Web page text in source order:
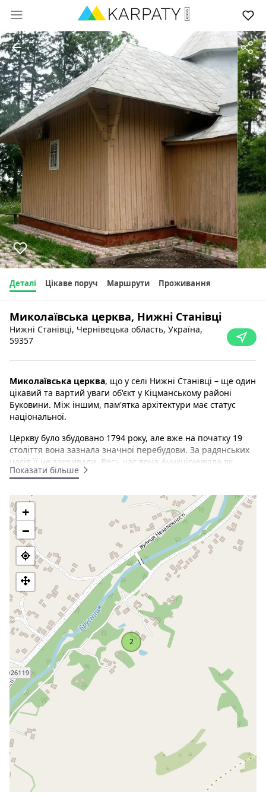
Деталі Цікаве поруч Маршрути Проживання
Миколаївська церква, Нижні Станівці
Нижні Станівці, Чернівецька область, Україна,
59357
Миколаївська церква, що у селі Нижні Станівці – ще один
цікавий та вартий уваги об'єкт у Кіцманському районі
Буковини. Між іншим, пам'ятка архітектури має статус
національної.
Церкву було збудовано 1794 року, але вже на початку 19
століття вона зазнала значної перебудови. За радянських
часів її не закривали. Весь час вона функціонувала як
парафіяльна церква для місцевої православної громади.
замінили дошки і перекриття.
Нещодавно її дещо реставрували за рахунок місцевої
громади. Була замінена підлога та основні елементи
перекриття. Однак у ході реставрації церква зовсім
втратила всій первісний вигляд і тепер більше нагадує
новозбудовану дерев'яну церкву
Церква являє собою цікавий об'єкт з точки зору дерев'яної
архітектури Буковини. Її форми є перехідними від типово
буковинських архаїчних церков хатнього типу до
гуцульського. З хатнім типом її об'єднує довгий скатний дах,
а із більш новим гуцульським – купол над центральною
частиною храму.
Церква у Нижніх Станівцяхє перехідною ланкою від
храмів «хатнього» типу до храмів гуцульської школи.
Проте, на відміну від Успенської церкви в Валяві,
Миколаївський храм все ж більше наближений до споруд
«хатнього» типу і володіє традиційними для цього типу
рисами: високим скатним дахом з великим виносом, що
скриває низькі верхи бокових зрубів, входом з південної
сторони. Лише невеликий восьмерик з шатровим
завершенням над навою характеризує пам’ятку, як
перехідну ланку від безкупольних до більш складних
купольних храмів. Дах церкви – під бляхою, стіни обшиті
Показати більше
2
+
−